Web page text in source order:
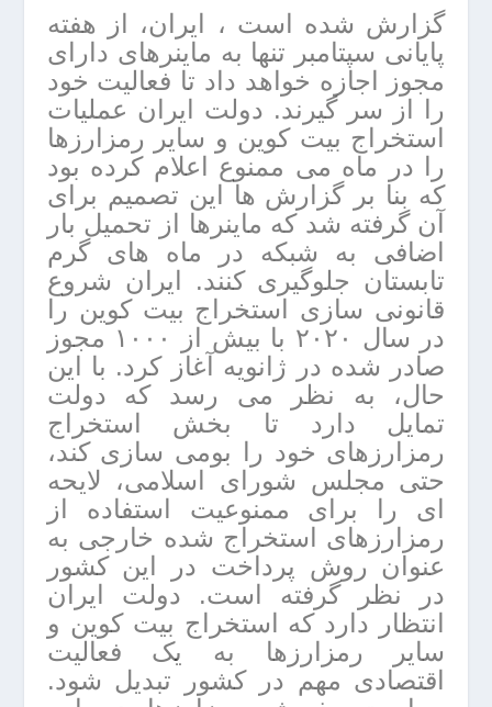
گزارش شده است ، ایران، از هفته
پایانی سپتامبر تنها به ماینرهای دارای
مجوز اجازه خواهد داد تا فعالیت خود
را از سر گیرند. دولت ایران عملیات
استخراج بیت کوین و سایر رمزارزها
را در ماه می ممنوع اعلام کرده بود
که بنا بر گزارش ها این تصمیم برای
آن گرفته شد که ماینرها از تحمیل بار
اضافی به شبکه در ماه های گرم
تابستان جلوگیری کنند. ایران شروع
قانونی سازی استخراج بیت کوین را
در سال ۲۰۲۰ با بیش از ۱۰۰۰ مجوز
صادر شده در ژانویه آغاز کرد. با این
حال، به نظر می رسد که دولت
تمایل دارد تا بخش استخراج
رمزارزهای خود را بومی سازی کند،
حتی مجلس شورای اسلامی، لایحه
ای را برای ممنوعیت استفاده از
رمزارزهای استخراج شده خارجی به
عنوان روش پرداخت در این کشور
در نظر گرفته است. دولت ایران
انتظار دارد که استخراج بیت کوین و
سایر رمزارزها به یک فعالیت
اقتصادی مهم در کشور تبدیل شود.